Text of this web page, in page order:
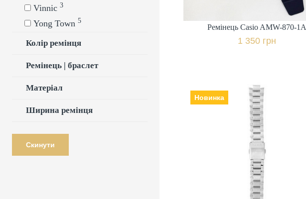
Vinnic 3
Yong Town 5
Колір ремінця
Ремінець | браслет
Матеріал
Ширина ремінця
Скинути
+ порівняти
Купити в 1 клік
Ремінець Casio AMW-870-1A
1 350 грн
Новинка
Браслет Casio EF-121D-1AV
Виробник: Японія, Ремінець |
браслет: сталь,
790 грн.